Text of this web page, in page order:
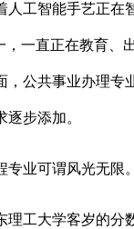
智能手艺正在
一直正在教育
公共事业办理
步添加。
可谓风光无限
大学客岁的分